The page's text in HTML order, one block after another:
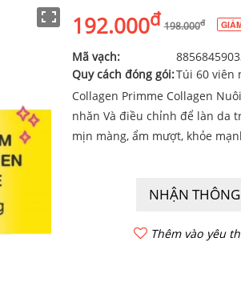
192.000đ 198.000đ
Mã vạch:
Quy cách đóng gói:Túi 60 viên
Collagen Primme Collagen
nhăn Và điều chỉnh để làn da
mịn màng, ẩm mượt, khỏe
NHẬN
Thêm vào yêu